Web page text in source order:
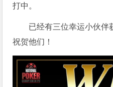
打中。
已经有三位幸运小伙伴
祝贺他们！